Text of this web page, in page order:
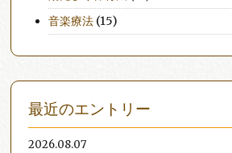
音楽療法 (15)
最近のエントリー
2026.08.07